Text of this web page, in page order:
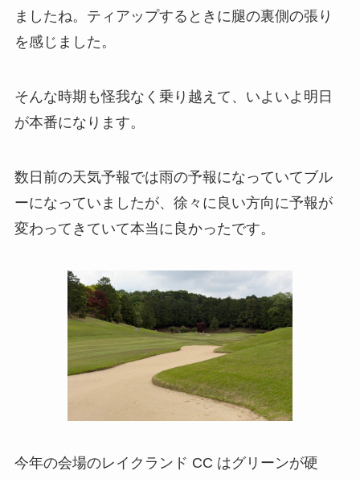
ましたね。ティアップするときに腿の裏側の張り
を感じました。
そんな時期も怪我なく乗り越えて、いよいよ明日
が本番になります。
数日前の天気予報では雨の予報になっていてブル
ーになっていましたが、徐々に良い方向に予報が
変わってきていて本当に良かったです。
今年の会場のレイクランド CC はグリーンが硬